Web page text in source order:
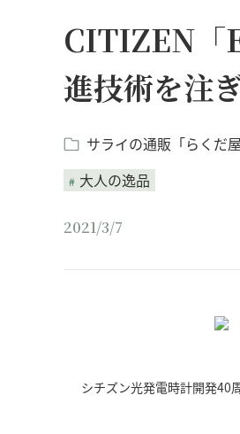
CITIZEN「
進技術を注
サライの通販「らくだ
大人の逸品
2021/3/7
シチズン光発電時計開発